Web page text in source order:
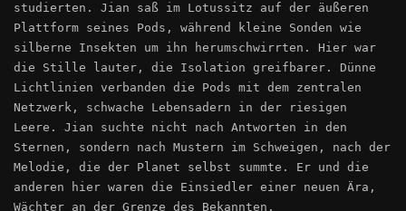
studierten. Jian saß im Lotussitz auf der äußeren
Plattform seines Pods, während kleine Sonden wie
silberne Insekten um ihn herumschwirrten. Hier war
die Stille lauter, die Isolation greifbarer. Dünne
Lichtlinien verbanden die Pods mit dem zentralen
Netzwerk, schwache Lebensadern in der riesigen
Leere. Jian suchte nicht nach Antworten in den
Sternen, sondern nach Mustern im Schweigen, nach der
Melodie, die der Planet selbst summte. Er und die
anderen hier waren die Einsiedler einer neuen Ära,
Wächter an der Grenze des Bekannten.